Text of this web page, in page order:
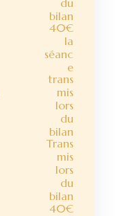
bilan
40€
la
séanc
e
trans
mis
lors
du
bilan
Trans
mis
lors
du
bilan
40€